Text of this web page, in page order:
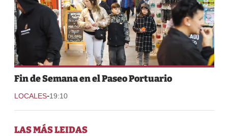
Fin de Semana en el Paseo Portuario
LOCALES-19:10
LAS MÁS LEIDAS